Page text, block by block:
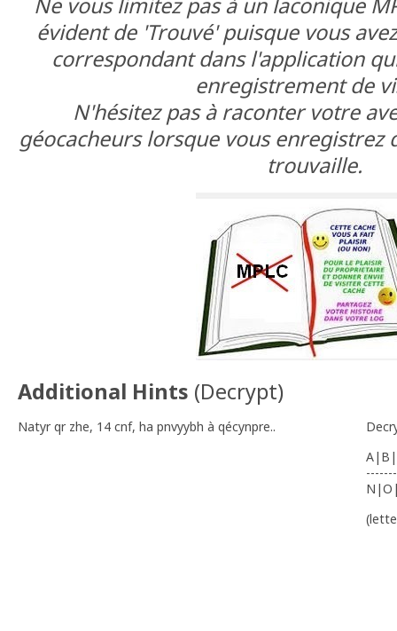
évident de 'Trouvé' puisque vous
correspondant dans l'application
enregistrement de
N'hésitez pas à raconter votre
géocacheurs lorsque vous enregistrez
trouvaille.
Additional Hints (Decrypt)
Natyr qr zhe, 14 cnf, ha pnvyybh à qécynpre..